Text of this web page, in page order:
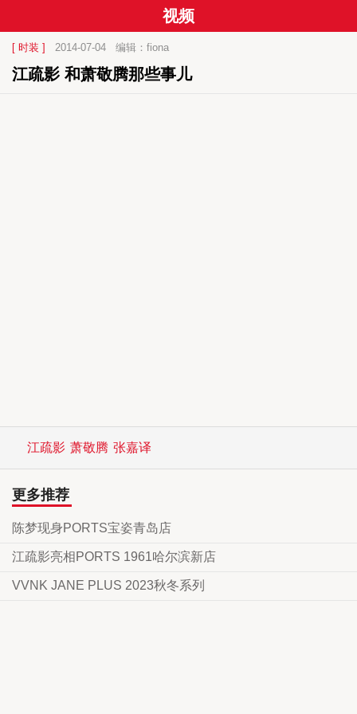
视频
[ 时装 ] 2014-07-04 编辑：fiona
江疏影 和萧敬腾那些事儿
江疏影 萧敬腾 张嘉译
更多推荐
陈梦现身PORTS宝姿青岛店
江疏影亮相PORTS 1961哈尔滨新店
VVNK JANE PLUS 2023秋冬系列